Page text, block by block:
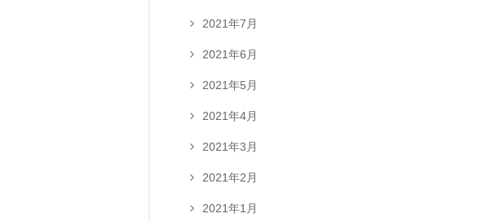
2021年7月
2021年6月
2021年5月
2021年4月
2021年3月
2021年2月
2021年1月